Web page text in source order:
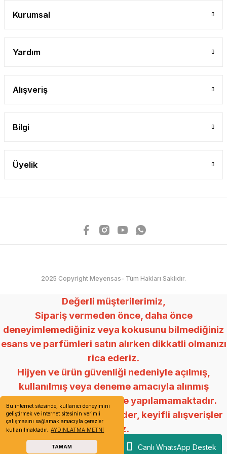
Bu internet sitesinde, kullanıcı deneyimini
geliştirmek ve internet sitesinin verimli
çalışmasını sağlamak amacıyla çerezler
kullanılmaktadır.
AYDINLATMA METNİ
TAMAM Canlı WhatsApp Destek
Kurumsal
Yardım
Alışveriş
Bilgi
Üyelik
2025 Copyright Meyensas- Tüm Hakları Saklıdır.
Değerli müşterilerimiz,
Sipariş vermeden önce, daha önce
deneyimlemediğiniz veya kokusunu bilmediğiniz
esans ve parfümleri satın alırken dikkatli olmanızı
rica ederiz.
Hijyen ve ürün güvenliği nedeniyle açılmış,
kullanılmış veya deneme amacıyla alınmış
ürünlerde değişim ve iade yapılamamaktadır.
Anlayışınız için teşekkür eder, keyifli alışverişler
dileriz.
Mey Esans